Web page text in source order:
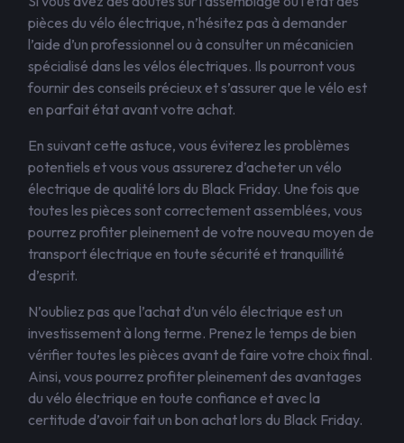
pièces du vélo électrique, n’hésitez pas à demander
l’aide d’un professionnel ou à consulter un mécanicien
spécialisé dans les vélos électriques. Ils pourront vous
fournir des conseils précieux et s’assurer que le vélo est
en parfait état avant votre achat.
En suivant cette astuce, vous éviterez les problèmes
potentiels et vous vous assurerez d’acheter un vélo
électrique de qualité lors du Black Friday. Une fois que
toutes les pièces sont correctement assemblées, vous
pourrez profiter pleinement de votre nouveau moyen de
transport électrique en toute sécurité et tranquillité
d’esprit.
N’oubliez pas que l’achat d’un vélo électrique est un
investissement à long terme. Prenez le temps de bien
vérifier toutes les pièces avant de faire votre choix final.
Ainsi, vous pourrez profiter pleinement des avantages
du vélo électrique en toute confiance et avec la
certitude d’avoir fait un bon achat lors du Black Friday.